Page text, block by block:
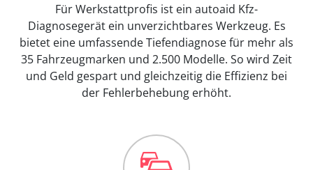
Für Werkstattprofis ist ein autoaid Kfz-
Diagnosegerät ein unverzichtbares Werkzeug. Es
bietet eine umfassende Tiefendiagnose für mehr als
35 Fahrzeugmarken und 2.500 Modelle. So wird Zeit
und Geld gespart und gleichzeitig die Effizienz bei
der Fehlerbehebung erhöht.